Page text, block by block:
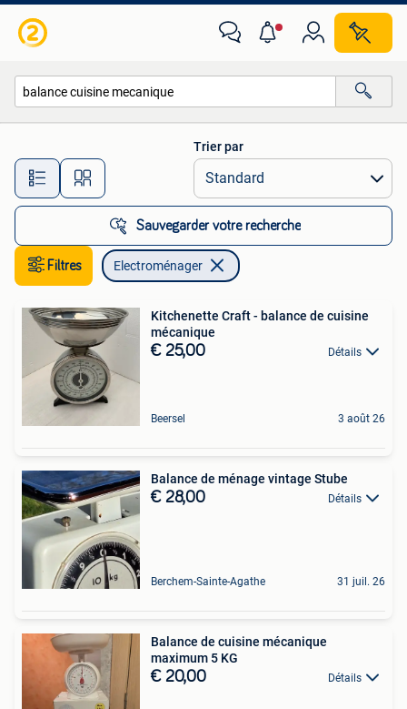
Toutes les distances…
Trier par
Sauvegarder votre recherche
Filtres Electroménager
Kitchenette Craft - balance de cuisine
mécanique
€ 25,00 Détails
Beersel 3 août 26
Balance de ménage vintage Stube
€ 28,00 Détails
Berchem-Sainte-Agathe 31 juil. 26
Balance de cuisine mécanique
maximum 5 KG
€ 20,00 Détails